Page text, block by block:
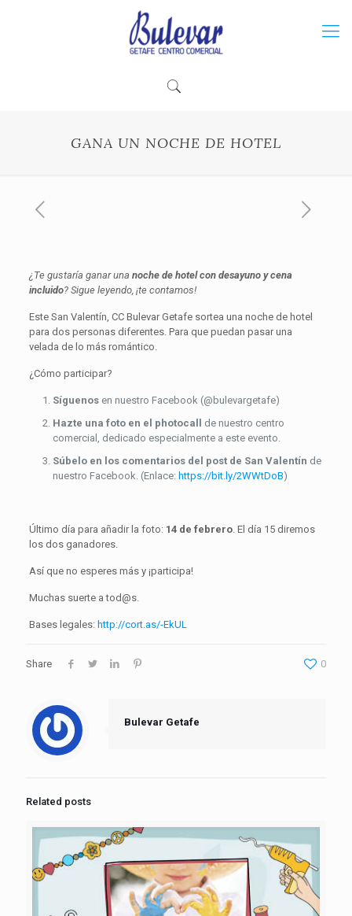
GANA UN NOCHE DE HOTEL
¿Te gustaría ganar una noche de hotel con desayuno y cena
incluido? Sigue leyendo, ¡te contamos!
Este San Valentín, CC Bulevar Getafe sortea una noche de hotel
para dos personas diferentes. Para que puedan pasar una
velada de lo más romántico.
¿Cómo participar?
Síguenosen nuestro Facebook (@bulevargetafe)
Hazte una foto en el photocall
de nuestro centro
comercial, dedicado especialmente a este evento.
Súbelo en los comentarios del post de San Valentín de
nuestro Facebook. (Enlace: https://bit.ly/2WWtDoB)
Último día para añadir la foto: 14 de febrero. El día 15 diremos
los dos ganadores.
Así que no esperes más y ¡participa!
Muchas suerte a tod@s.
Bases legales:http://cort.as/-EkUL
Share 0
Bulevar Getafe
Related posts